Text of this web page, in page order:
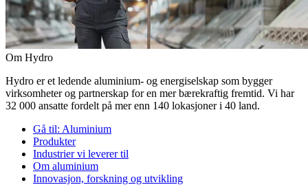
Om Hydro
Hydro er et ledende aluminium- og energiselskap som bygger
virksomheter og partnerskap for en mer bærekraftig fremtid. Vi har
32 000 ansatte fordelt på mer enn 140 lokasjoner i 40 land.
Gå til: Aluminium
Produkter
Industrier vi leverer til
Om aluminium
Innovasjon, forskning og utvikling